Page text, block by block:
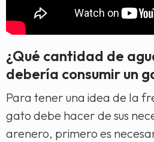
¿Qué cantidad de
debería consumir un
Para tener una idea de la
gato debe hacer de sus
arenero, primero es